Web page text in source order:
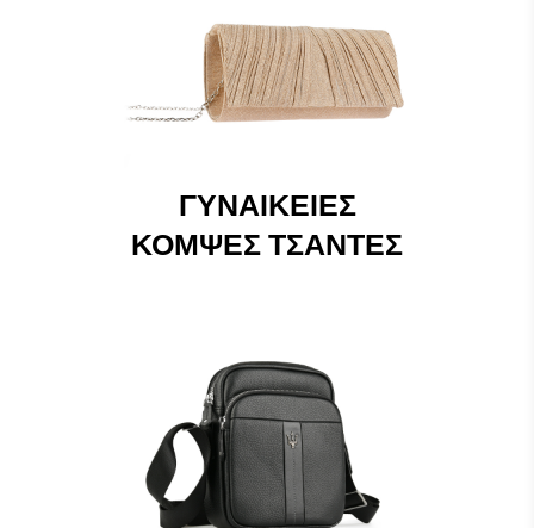
ΓΥΝΑΙΚΕΊΕΣ
ΚΟΜΨΈΣ ΤΣΆΝΤΕΣ